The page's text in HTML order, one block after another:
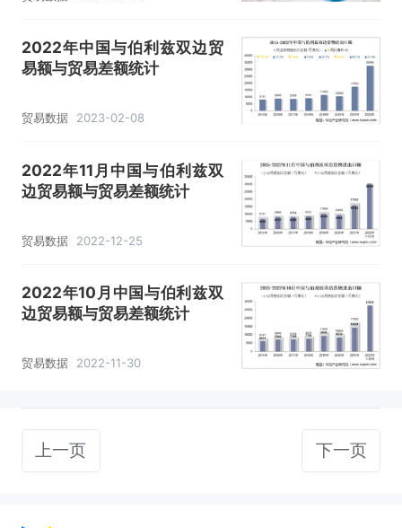
2022年中国与伯利兹双边贸
易额与贸易差额统计
贸易数据 2023-02-08
2022年11月中国与伯利兹双
边贸易额与贸易差额统计
贸易数据 2022-12-25
2022年10月中国与伯利兹双
边贸易额与贸易差额统计
贸易数据 2022-11-30
上一页 下一页